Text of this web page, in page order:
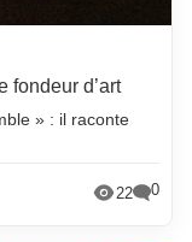
fondeur d’art
» : il raconte
22 0